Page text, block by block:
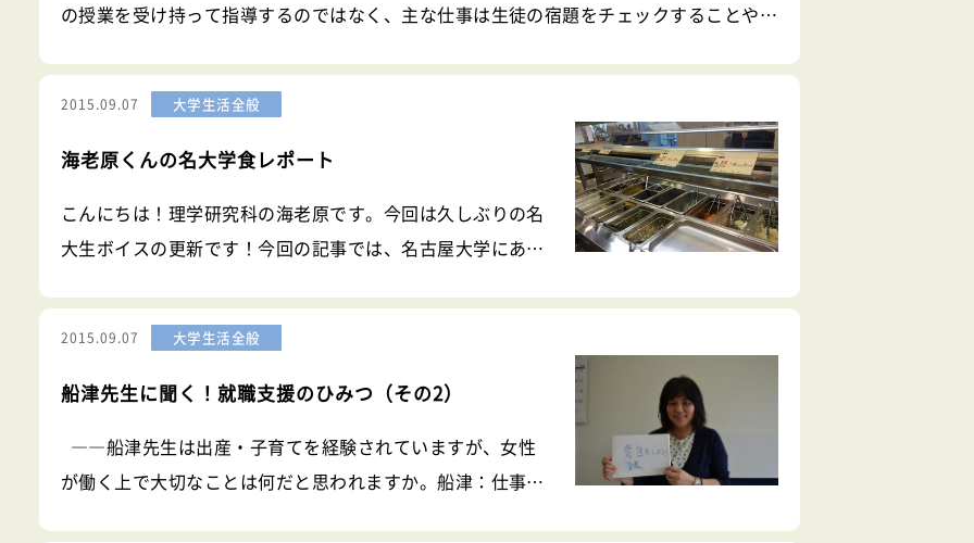
の授業を受け持って指導するのではなく、主な仕事は生徒の宿題をチェックすることや講
2015.09.07 大学生活全般
海老原くんの名大学食レポート
こんにちは！理学研究科の海老原です。今回は久しぶりの名
大生ボイスの更新です！今回の記事では、名古屋大学にある
的にお話したいと思います！名古屋大学東山キャンパスは広
大で、文系学部・工学部の
2015.09.07 大学生活全般
船津先生に聞く！就職支援のひみつ（その2）
――船津先生は出産・子育てを経験されていますが、女性
が働く上で大切なことは何だと思われますか。船津：仕事と